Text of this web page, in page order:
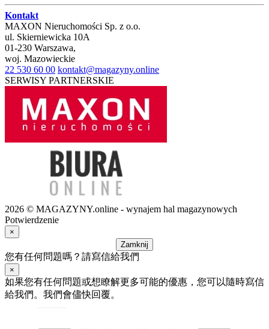
Kontakt
MAXON Nieruchomości Sp. z o.o.
ul. Skierniewicka 10A
01-230 Warszawa,
woj. Mazowieckie
22 530 60 00 kontakt@magazyny.online
SERWISY PARTNERSKIE
2026 © MAGAZYNY.online - wynajem hal magazynowych
Potwierdzenie
×
Zamknij
您有任何問題嗎？請寫信給我們
×
如果您有任何問題或想瞭解更多可能的優惠，您可以隨時寫信
給我們。我們會儘快回覆。